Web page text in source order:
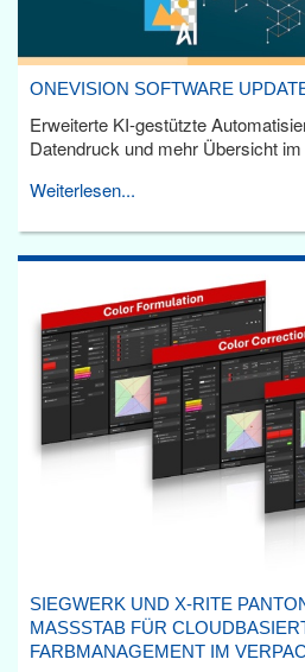
ONEVISION SOFTWARE
Erweiterte KI-gestützte
Datendruck und mehr Übersicht
Weiterlesen...
SIEGWERK UND X-RITE
MASSSTAB FÜR
ARBMANAGEMENT IM